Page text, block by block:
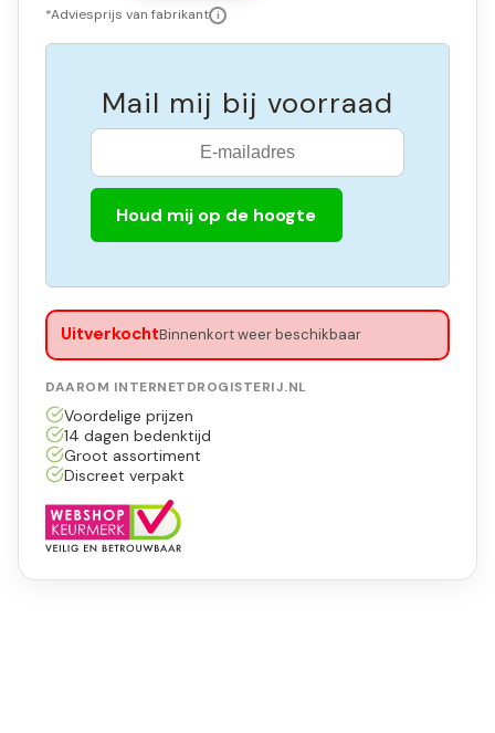
*Adviesprijs van fabrikant i
Mail mij bij voorraad
Houd mij op de hoogte
UitverkochtBinnenkort weer beschikbaar
DAAROM INTERNETDROGISTERIJ.NL
Voordelige prijzen
14 dagen bedenktijd
Groot assortiment
Discreet verpakt